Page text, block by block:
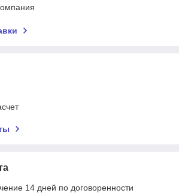
14 дней по договоренности